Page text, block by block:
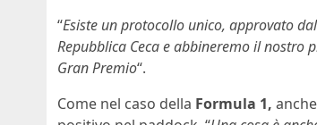
“Esiste un protocollo unico, approvato
Repubblica Ceca e abbineremo il nostro
Gran Premio“.
Come nel caso della Formula 1,